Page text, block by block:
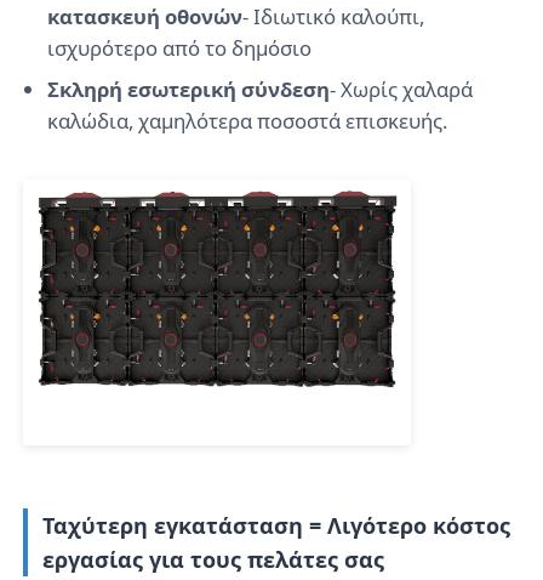
Υποθέσεις
Ζητήστε μια προσφορά
οθόνη οθόνης LED
Οθόνη των οδηγήσεων συναυλίας
Διαφανής οθόνη LED
κατασκευή οθονών- Ιδιωτικό καλούπι,
ισχυρότερο από το δημόσιο
Σκληρή εσωτερική σύνδεση- Χωρίς χαλαρά
καλώδια, χαμηλότερα ποσοστά επισκευής.
Ταχύτερη εγκατάσταση = Λιγότερο κόστος
εργασίας για τους πελάτες σας